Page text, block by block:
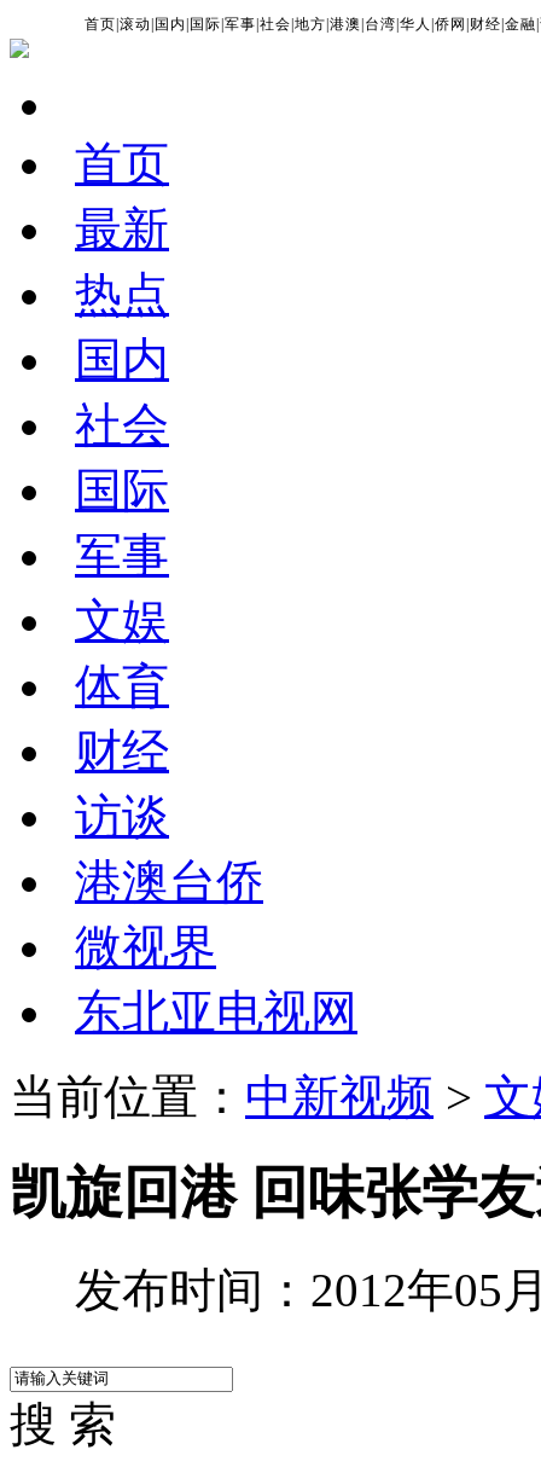
首页 |滚动 国内 国际 |军事 |社会 |地方 |港澳 台湾 |华人 |侨网 财经 |金融 |
首页
最新
热点
国内
社会
国际
军事
文娱
体育
财经
访谈
港澳台侨
微视界
东北亚电视网
当前位置： 中新视频 >
凯旋回港 回味张学
发布时间：2012年05
搜 索